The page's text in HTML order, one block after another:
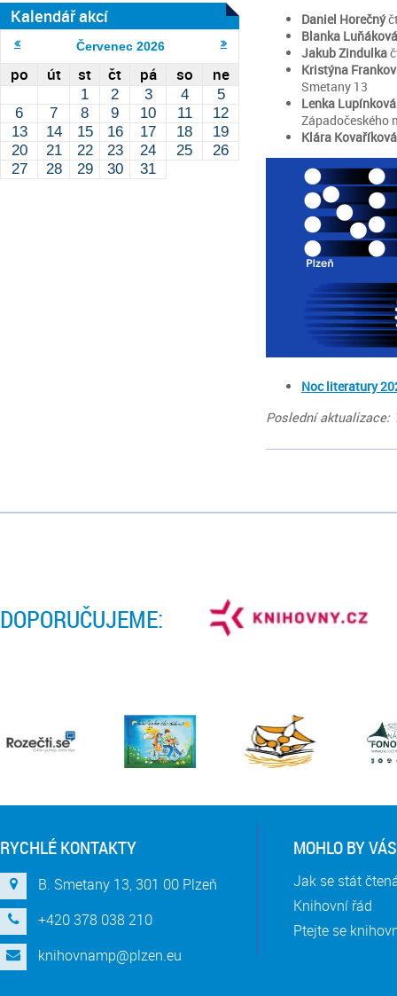
Daniel Horečný
Blanka
Jakub Zindulka
Kristýna
Smetany 13
Lenka
Západočeského
Klára
Noc literatury
Poslední aktualizace:
Kalendář akcí
Červenec 2026
po út st čt pá so ne
1 2 3 4
5
6
7 8 9 10 11
12
13
14 15 16 17 18
19
20
21 22 23 24 25
26
27
28 29 30 31
DOPORUČUJEME:
RYCHLÉ KONTAKTY
B. Smetany 13, 301 00 Plzeň
+420 378 038 210
knihovnamp@plzen.eu
MOHLO BY
Jak se stát
Knihovní řád
Ptejte se